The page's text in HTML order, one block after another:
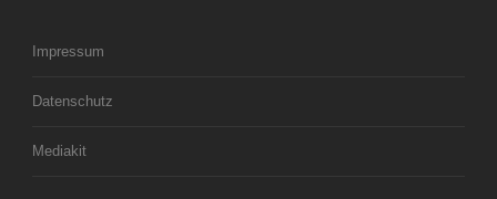
Impressum
Datenschutz
Mediakit